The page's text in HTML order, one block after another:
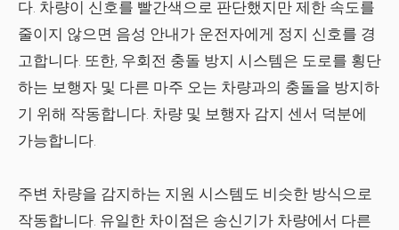
다. 차량이 신호를 빨간색으로 판단했지만 제한 속도를
줄이지 않으면 음성 안내가 운전자에게 정지 신호를 경
고합니다. 또한, 우회전 충돌 방지 시스템은 도로를 횡단
하는 보행자 및 다른 마주 오는 차량과의 충돌을 방지하
기 위해 작동합니다. 차량 및 보행자 감지 센서 덕분에
가능합니다.
주변 차량을 감지하는 지원 시스템도 비슷한 방식으로
작동합니다. 유일한 차이점은 송신기가 차량에서 다른